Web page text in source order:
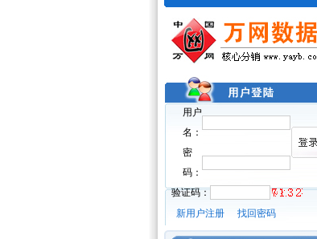
用户
名：
密
码：
验证码：
新用户注册
找回密码